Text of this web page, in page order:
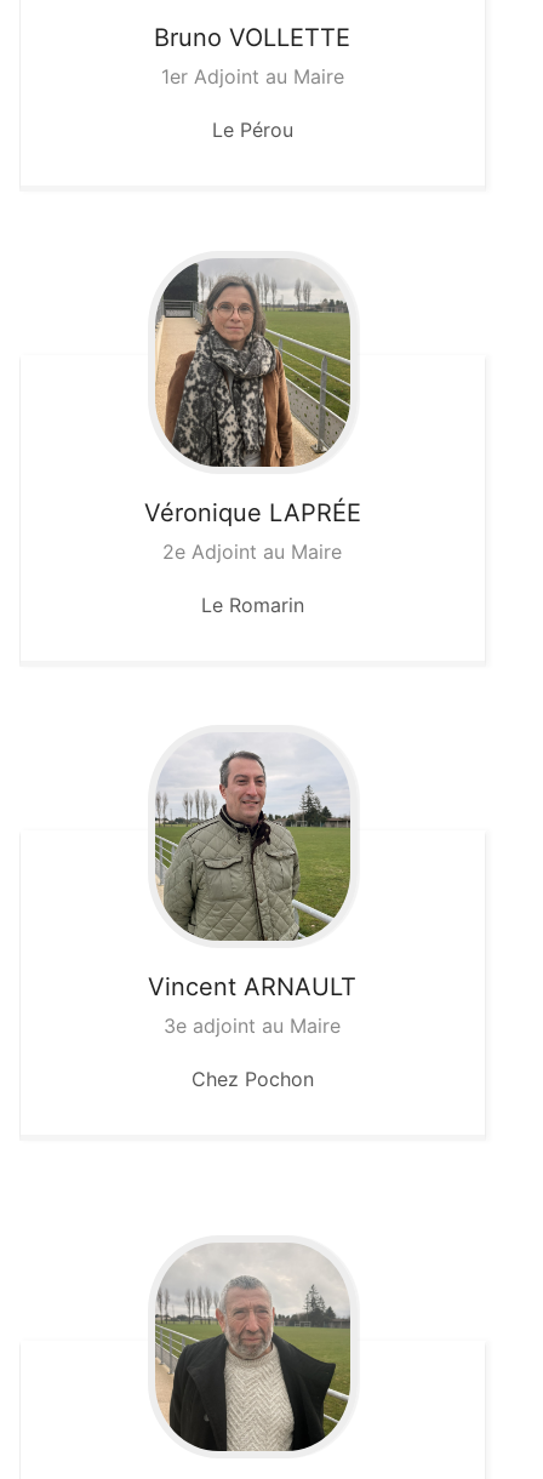
Bruno VOLLETTE
1er Adjoint au Maire
Le Pérou
Véronique LAPRÉE
2e Adjoint au Maire
Le Romarin
Vincent ARNAULT
3e adjoint au Maire
Chez Pochon